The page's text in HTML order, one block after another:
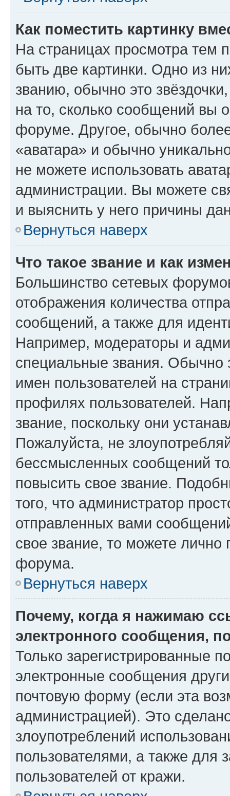
Как поместить картинку
На страницах просмотра тем
быть две картинки. Одно из
званию, обычно это
на то, сколько сообщений вы
форуме. Другое, обычно
«аватара» и обычно
не можете использовать
администрации. Вы можете
и выяснить у него причины
Вернуться наверх
Что такое звание и как
Большинство сетевых
отображения количества
сообщений, а также для
Например, модераторы и
специальные звания. Обычно
имен пользователей на
профилях пользователей.
звание, поскольку они
Пожалуйста, не
бессмысленных сообщений
повысить свое звание.
того, что администратор
отправленных вами
свое звание, то можете лично
форума.
Вернуться наверх
Почему, когда я нажимаю
электронного сообщения,
Только зарегистрированные
электронные сообщения
почтовую форму (если эта
администрацией). Это
злоупотреблений
пользователями, а также для
пользователей от кражи.